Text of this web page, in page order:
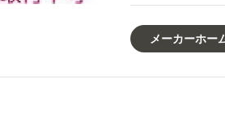
メーカーホー